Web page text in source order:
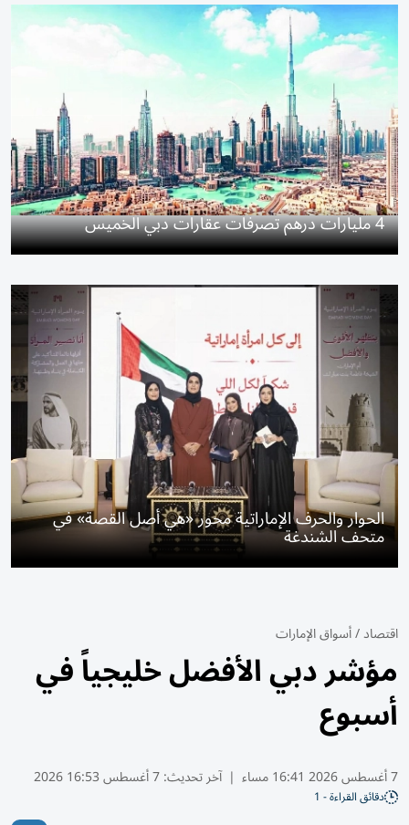
4 مليارات درهم تصرفات عقارات دبي الخميس
الحوار والحرف الإماراتية محور «هي أصل القصة» في
متحف الشندغة
اقتصاد/أسواق الإمارات
مؤشر دبي الأفضل خليجياً في
أسبوع
7 أغسطس 2026 16:41 مساء | آخر تحديث:7 أغسطس 16:53 2026
دقائق القراءة - 1